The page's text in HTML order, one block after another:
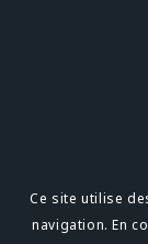
Ce site utilise
navigation. En